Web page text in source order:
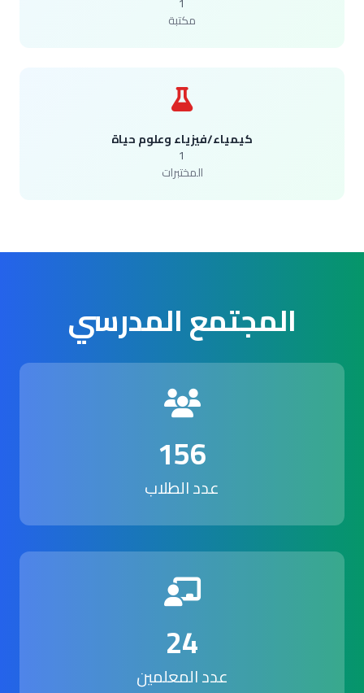
مكتبة
كيمياء/فيزياء وعلوم حياة
المختبرات
المجتمع المدرسي
156
عدد الطلاب
24
عدد المعلمين